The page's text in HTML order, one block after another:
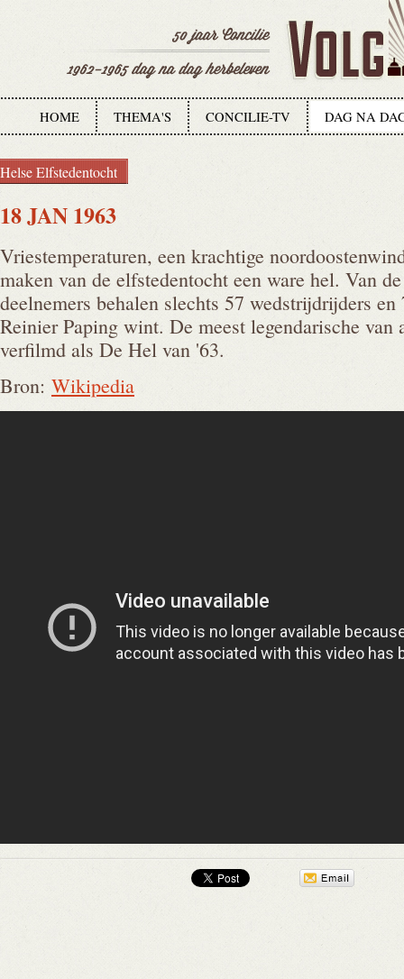
HOME THEMA'S CONCILIE-TV DAG NA
Helse Elfstedentocht
18 JAN 1963
Vriestemperaturen, een krachtige
maken van de elfstedentocht een ware hel. Van
deelnemers behalen slechts 57 wedstrijdrijders
Reinier Paping wint. De meest legendarische van
verfilmd als De Hel van '63.
Bron: Wikipedia